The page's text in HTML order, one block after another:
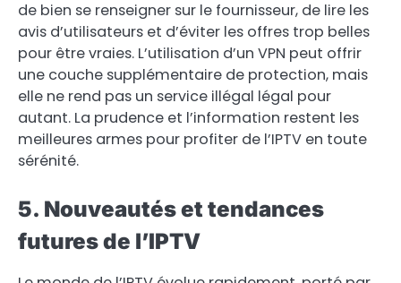
de bien se renseigner sur le fournisseur, de lire les
avis d’utilisateurs et d’éviter les offres trop belles
pour être vraies. L’utilisation d’un VPN peut offrir
une couche supplémentaire de protection, mais
elle ne rend pas un service illégal légal pour
autant. La prudence et l’information restent les
meilleures armes pour profiter de l’IPTV en toute
sérénité.
5. Nouveautés et tendances
futures de l’IPTV